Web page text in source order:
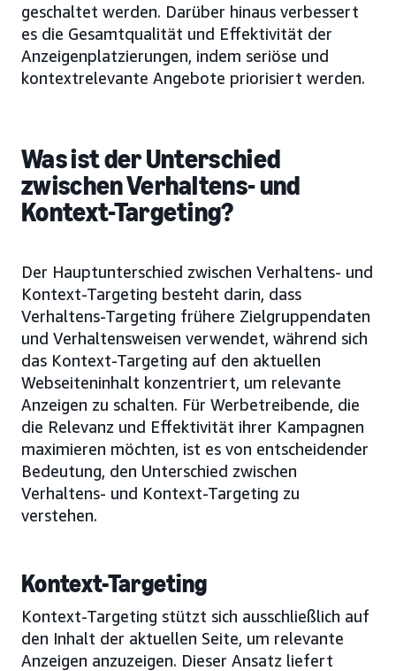
geschaltet werden. Darüber hinaus verbessert
es die Gesamtqualität und Effektivität der
Anzeigenplatzierungen, indem seriöse und
kontextrelevante Angebote priorisiert werden.
Was ist der Unterschied
zwischen Verhaltens- und
Kontext-Targeting?
Der Hauptunterschied zwischen Verhaltens- und
Kontext-Targeting besteht darin, dass
Verhaltens-Targeting frühere Zielgruppendaten
und Verhaltensweisen verwendet, während sich
das Kontext-Targeting auf den aktuellen
Webseiteninhalt konzentriert, um relevante
Anzeigen zu schalten. Für Werbetreibende, die
die Relevanz und Effektivität ihrer Kampagnen
maximieren möchten, ist es von entscheidender
Bedeutung, den Unterschied zwischen
Verhaltens- und Kontext-Targeting zu
verstehen.
Kontext-Targeting
Kontext-Targeting stützt sich ausschließlich auf
den Inhalt der aktuellen Seite, um relevante
Anzeigen anzuzeigen. Dieser Ansatz liefert